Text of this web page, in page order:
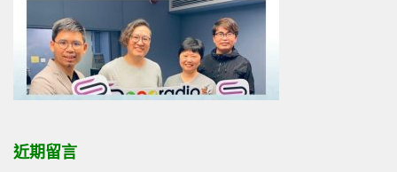
近期留言